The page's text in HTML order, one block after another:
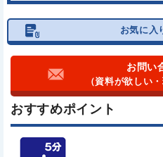
お気に入
お問い
（資料が欲しい
おすすめポイント